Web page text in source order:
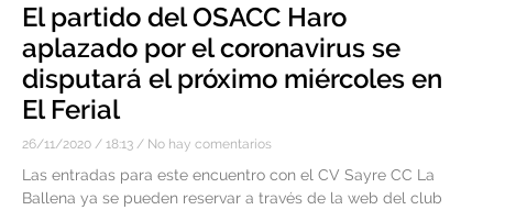
El partido del OSACC Haro
aplazado por el coronavirus se
disputará el próximo miércoles en
El Ferial
26/11/2020 18:13 No hay comentarios
Las entradas para este encuentro con el CV Sayre CC La
Ballena ya se pueden reservar a través de la web del club